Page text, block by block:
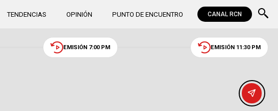
TENDENCIAS OPINIÓN PUNTO DE ENCUENTRO CANAL RCN
EMISIÓN 7:00 PM EMISIÓN 11:30 PM